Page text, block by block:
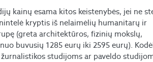
kainų esama kitos keistenybės, jei ne
kryptis iš nelaimėlių humanitarų ir
(greta architektūros, fizinių mokslų,
buvusių 1285 eurų iki 2595 eurų).
studijoms ar paveldo